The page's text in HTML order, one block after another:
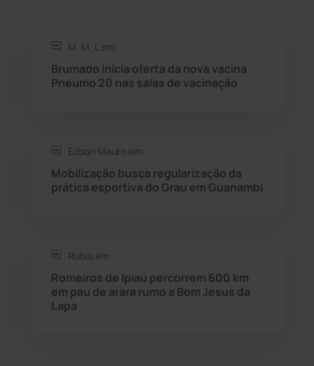
Rio do Antônio
Rio do Pires
Seabra
Sudoeste Baiano (1530)
M. M. L em:
Brumado inicia oferta da nova vacina
Pneumo 20 nas salas de vacinação
Edson Mauro em:
Mobilização busca regularização da
prática esportiva do Grau em Guanambi
Rúbia em:
Romeiros de Ipiaú percorrem 600 km
em pau de arara rumo a Bom Jesus da
Lapa